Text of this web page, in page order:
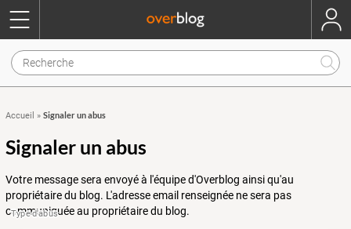
Accueil » Signaler un abus
Signaler un abus
Votre message sera envoyé à l'équipe d'Overblog ainsi qu'au
propriétaire du blog. L'adresse email renseignée ne sera pas
communiquée au propriétaire du blog.